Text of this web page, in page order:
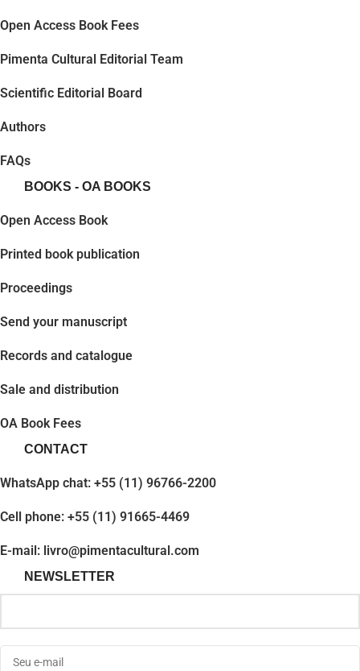
Open Access Book Fees
Pimenta Cultural Editorial Team
Scientific Editorial Board
Authors
FAQs
BOOKS - OA BOOKS
Open Access Book
Printed book publication
Proceedings
Send your manuscript
Records and catalogue
Sale and distribution
OA Book Fees
CONTACT
WhatsApp chat: +55 (11) 96766-2200
Cell phone: +55 (11) 91665-4469
E-mail: livro@pimentacultural.com
NEWSLETTER